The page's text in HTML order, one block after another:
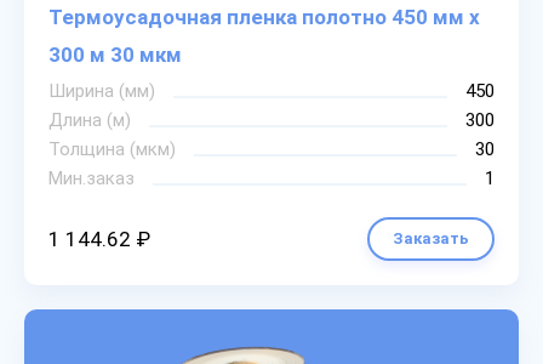
Термоусадочная пленка полотно 450 мм х
300 м 30 мкм
Ширина (мм)
450
Длина (м)
300
Толщина (мкм)
30
Мин.заказ
1
1 144.62 ₽ Заказать